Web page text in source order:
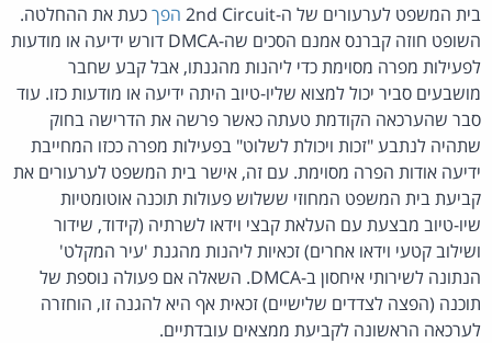
בית המשפט לערעורים של ה-2nd Circuit הפךכעת את ההחלטה.
השופט חוזה קברנס אמנם הסכים שה-DMCA דורש ידיעה או מודעות
לפעילות מפרה מסוימת כדי ליהנות מהגנתו, אבל קבע שחבר
מושבעים סביר יכול למצוא שליו-טיוב היתה ידיעה או מודעות כזו. עוד
סבר שהערכאה הקודמת טעתה כאשר פרשה את הדרישה בחוק
שתהיה לנתבע "זכות ויכולת לשלוט" בפעילות מפרה ככזו המחייבת
ידיעה אודות הפרה מסוימת. עם זה, אישר בית המשפט לערעורים את
קביעת בית המשפט המחוזי ששלוש פעולות תוכנה אוטומטיות
שיו-טיוב מבצעת עם העלאת קבצי וידאו לשרתיה (קידוד, שידור
ושילוב קטעי וידאו אחרים) זכאיות ליהנות מהגנת 'עיר המקלט'
הנתונה לשירותי איחסון ב-DMCA. השאלה אם פעולה נוספת של
תוכנה (הפצה לצדדים שלישיים) זכאית אף היא להגנה זו, הוחזרה
לערכאה הראשונה לקביעת ממצאים עובדתיים.